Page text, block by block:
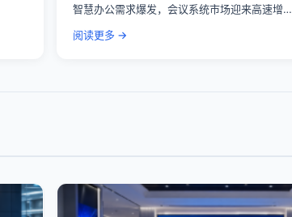
智慧办公需求爆发，会议系统市场迎来高速增…
阅读更多 →